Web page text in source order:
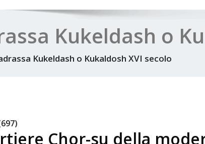
Kukeldash o
Kukeldash o Kukaldosh XVI secolo
697)
Chor-su della